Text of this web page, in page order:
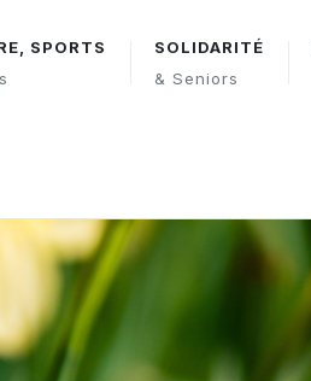
SPORTS
SOLIDARITÉ
& Seniors